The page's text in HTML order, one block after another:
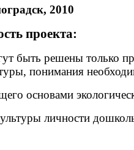
2010
проекта:
быть решены
понимания
основами
личности